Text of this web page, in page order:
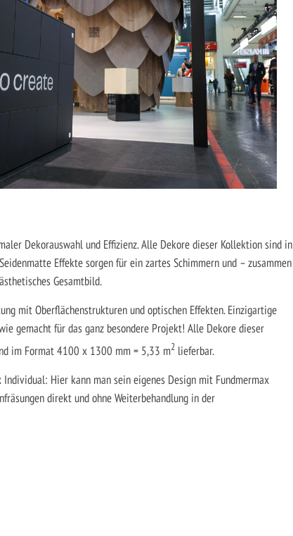
Dekorauswahl und Effizienz. Alle Dekore dieser Kollektion sind in
Effekte sorgen für ein zartes Schimmern und – zusammen
Gesamtbild.
mit Oberflächenstrukturen und optischen Effekten. Einzigartige
gemacht für das ganz besondere Projekt! Alle Dekore dieser
im Format 4100 x 1300 mm = 5,33 m2 lieferbar.
Hier kann man sein eigenes Design mit Fundmermax
direkt und ohne Weiterbehandlung in der